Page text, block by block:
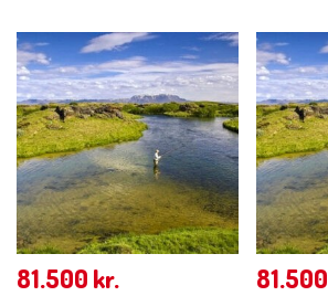
81.500 kr. 81.500